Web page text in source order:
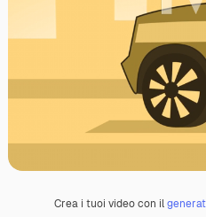
Crea i tuoi video con il